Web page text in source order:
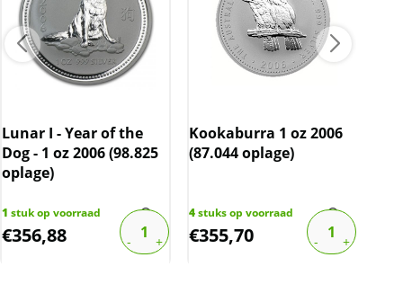
Levering
krasjes/vlekjes bevatten.
Bij deze munt wordt
tevens een certificaat geleverd.
Kwaliteit
Lunar I - Year of the
Dog - 1 oz 2006 (98.825
oplage)
1 stuk op voorraad
€356,88
Kookaburra 1 oz 2006
(87.044 oplage)
4stuks op voorraad
€355,70